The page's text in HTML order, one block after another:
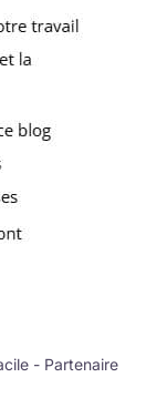
- Partenaire